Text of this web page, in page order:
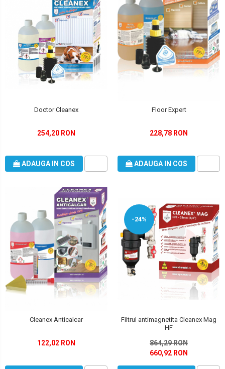
Doctor Cleanex
254,20 RON
ADAUGA IN COS
Floor Expert
228,78 RON
ADAUGA IN COS
Cleanex Anticalcar
122,02 RON
-24%
Filtrul antimagnetita Cleanex Mag
HF
864,29 RON
660,92 RON